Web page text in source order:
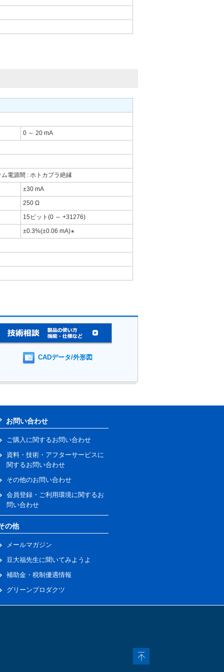
0 ～ 20 mA
電源間 : ホトカプラ絶縁
±30 mA
250 Ω
15ビット(0 ～ +31276)
±0.3%(±0.06 mA)∗
CADデータ/外形図
お問い合わせ
ご購入に関するお問い合わせ
資料・技術・アフターサービスに
関するお問い合わせ
その他のお問い合わせ
会員登録・ご利用環境に関するお
問い合わせ
の他
メールマガジン
豆大福先生に聞いてみようよ
補助金・税制優遇情報
グリーンプロダクツ